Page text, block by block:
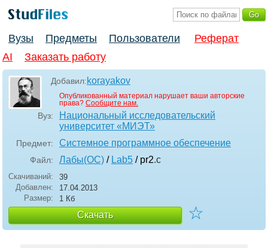
Вузы Предметы Пользователи
Реферат
AI
Заказать работу
Добавил:korayakov
Опубликованный материал нарушает ваши авторские
права? Сообщите нам.
Вуз:
Национальный исследовательский
университет «МИЭТ»
Предмет: Системное программное обеспечение
Файл: Лабы(ОС) / Lab5 / pr2.c
Скачиваний:
39
Добавлен:
17.04.2013
Размер:
1 Кб
Скачать ☆